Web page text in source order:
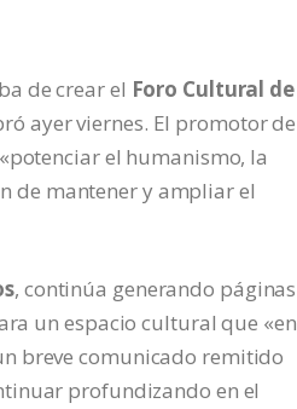
de crear el Foro Cultural de
ayer viernes. El promotor de
el humanismo, la
de mantener y ampliar el
, continúa generando páginas
un espacio cultural que «en
breve comunicado remitido
profundizando en el